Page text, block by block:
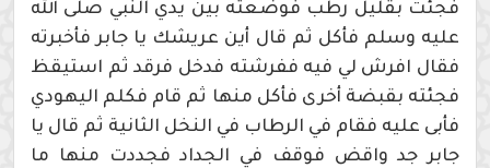
فجئت بقليل رطب فوضعته بين يدي النبي صلى الله
عليه وسلم فأكل ثم قال أين عريشك يا جابر فأخبرته
فقال افرش لي فيه ففرشته فدخل فرقد ثم استيقظ
فجئته بقبضة أخرى فأكل منها ثم قام فكلم اليهودي
فأبى عليه فقام في الرطاب في النخل الثانية ثم قال يا
جابر جد واقض فوقف في الجداد فجددت منها ما